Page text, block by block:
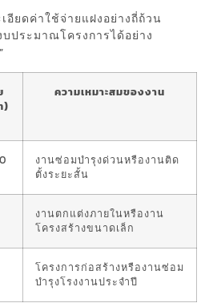
อียดค่าใช้จ่ายแฝงอย่างถี่ถ้วน
ประมาณโครงการได้อย่าง
)
ความเหมาะสมของงาน
งานซ่อมบำรุงด่วนหรืองานติด
ตั้งระยะสั้น
งานตกแต่งภายในหรืองาน
โครงสร้างขนาดเล็ก
โครงการก่อสร้างหรืองานซ่อม
บำรุงโรงงานประจำปี